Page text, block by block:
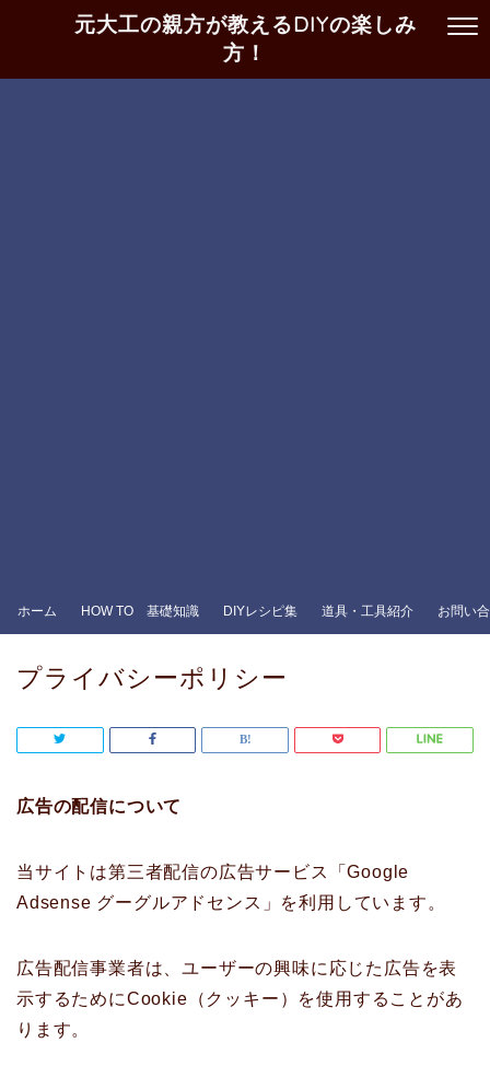
元大工の親方が教えるDIYの楽しみ
方！
ホーム HOW TO 基礎知識 DIYレシピ集 道具・工具紹介 お問い
プライバシーポリシー
広告の配信について
当サイトは第三者配信の広告サービス「Google
Adsense グーグルアドセンス」を利用しています。
広告配信事業者は、ユーザーの興味に応じた広告を表
示するためにCookie（クッキー）を使用することがあ
ります。